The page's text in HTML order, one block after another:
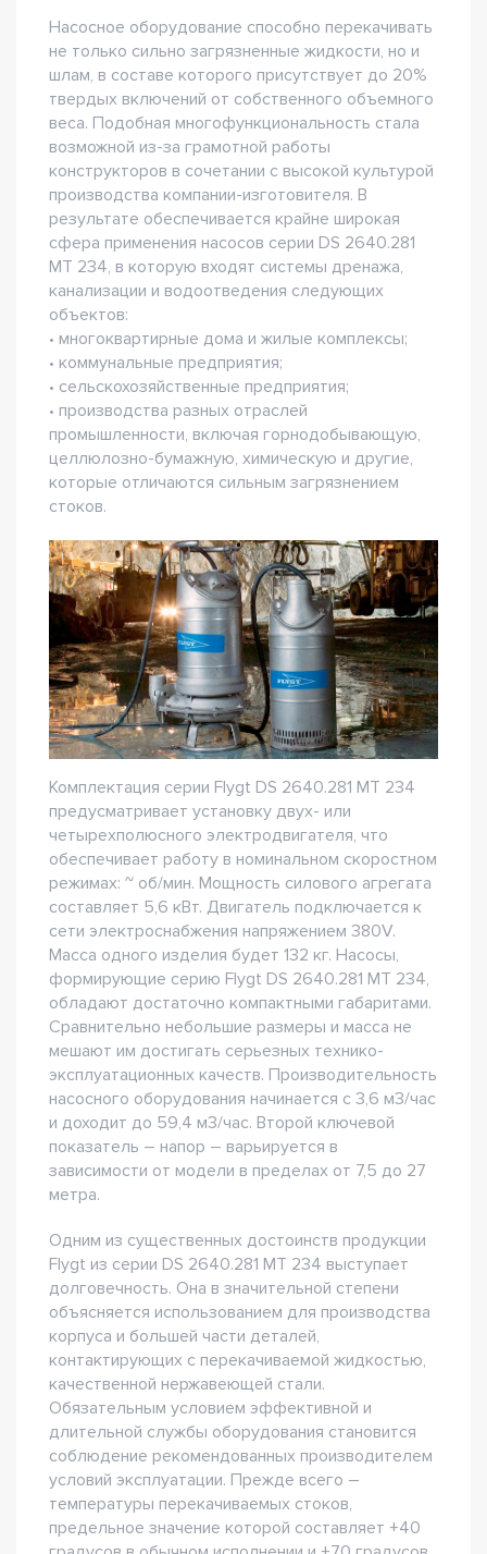
Насосное оборудование способно перекачивать
не только сильно загрязненные жидкости, но и
шлам, в составе которого присутствует до 20%
твердых включений от собственного объемного
веса. Подобная многофункциональность стала
возможной из-за грамотной работы
конструкторов в сочетании с высокой культурой
производства компании-изготовителя. В
результате обеспечивается крайне широкая
сфера применения насосов серии DS 2640.281
MT 234, в которую входят системы дренажа,
канализации и водоотведения следующих
объектов:
• многоквартирные дома и жилые комплексы;
• коммунальные предприятия;
• сельскохозяйственные предприятия;
• производства разных отраслей
промышленности, включая горнодобывающую,
целлюлозно-бумажную, химическую и другие,
которые отличаются сильным загрязнением
стоков.
Комплектация серии Flygt DS 2640.281 MT 234
предусматривает установку двух- или
четырехполюсного электродвигателя, что
обеспечивает работу в номинальном скоростном
режимах: ~ об/мин. Мощность силового агрегата
составляет 5,6 кВт. Двигатель подключается к
сети электроснабжения напряжением 380V.
Масса одного изделия будет 132 кг. Насосы,
формирующие серию Flygt DS 2640.281 MT 234,
обладают достаточно компактными габаритами.
Сравнительно небольшие размеры и масса не
мешают им достигать серьезных технико-
эксплуатационных качеств. Производительность
насосного оборудования начинается с 3,6 м3/час
и доходит до 59,4 м3/час. Второй ключевой
показатель – напор – варьируется в
зависимости от модели в пределах от 7,5 до 27
метра.
Одним из существенных достоинств продукции
Flygt из серии DS 2640.281 MT 234 выступает
долговечность. Она в значительной степени
объясняется использованием для производства
корпуса и большей части деталей,
контактирующих с перекачиваемой жидкостью,
качественной нержавеющей стали.
Обязательным условием эффективной и
длительной службы оборудования становится
соблюдение рекомендованных производителем
условий эксплуатации. Прежде всего –
температуры перекачиваемых стоков,
предельное значение которой составляет +40